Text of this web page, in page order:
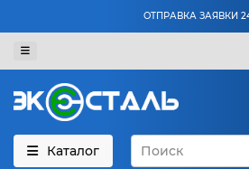
ОТПРАВКА ЗАЯВКИ
Каталог